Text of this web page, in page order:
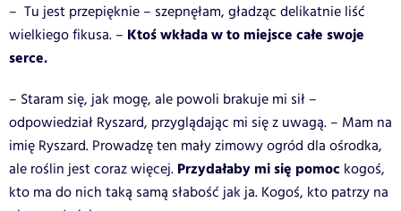
– Tu jest przepięknie – szepnęłam, gładząc delikatnie liść
wielkiego fikusa. – Ktoś wkłada w to miejsce całe swoje
serce.
– Staram się, jak mogę, ale powoli brakuje mi sił –
odpowiedział Ryszard, przyglądając mi się z uwagą. – Mam na
imię Ryszard. Prowadzę ten mały zimowy ogród dla ośrodka,
ale roślin jest coraz więcej. Przydałaby mi się pomoc kogoś,
kto ma do nich taką samą słabość jak ja. Kogoś, kto patrzy na